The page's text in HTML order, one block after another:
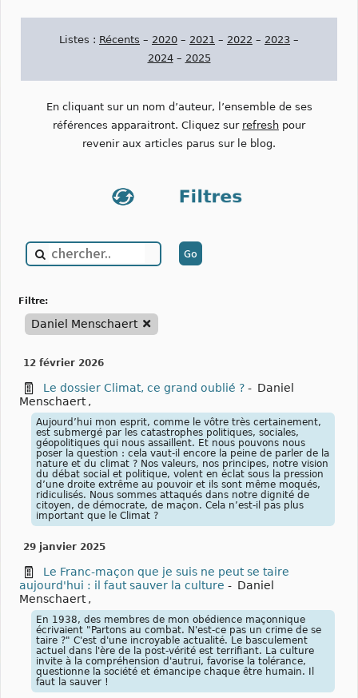
Listes : Récents – 2020 – 2021 – 2022 – 2023 –
2024– 2025
En cliquant sur un nom d’auteur, l’ensemble de ses
références apparaitront. Cliquez sur refresh pour
revenir aux articles parus sur le blog.
filtre:
Daniel Menschaert
12 février 2026
Le dossier Climat, ce grand oublié ? - Daniel
Menschaert ,
Aujourd’hui mon esprit, comme le vôtre très certainement,
est submergé par les catastrophes politiques, sociales,
géopolitiques qui nous assaillent. Et nous pouvons nous
poser la question : cela vaut-il encore la peine de parler de la
nature et du climat ? Nos valeurs, nos principes, notre vision
du débat social et politique, volent en éclat sous la pression
d’une droite extrême au pouvoir et ils sont même moqués,
ridiculisés. Nous sommes attaqués dans notre dignité de
citoyen, de démocrate, de maçon. Cela n’est-il pas plus
important que le Climat ?
29 janvier 2025
Le Franc-maçon que je suis ne peut se taire
aujourd'hui : il faut sauver la culture - Daniel
Menschaert ,
En 1938, des membres de mon obédience maçonnique
écrivaient "Partons au combat. N'est-ce pas un crime de se
taire ?" C'est d'une incroyable actualité. Le basculement
actuel dans l'ère de la post-vérité est terrifiant. La culture
invite à la compréhension d'autrui, favorise la tolérance,
questionne la société et émancipe chaque être humain. Il
faut la sauver !